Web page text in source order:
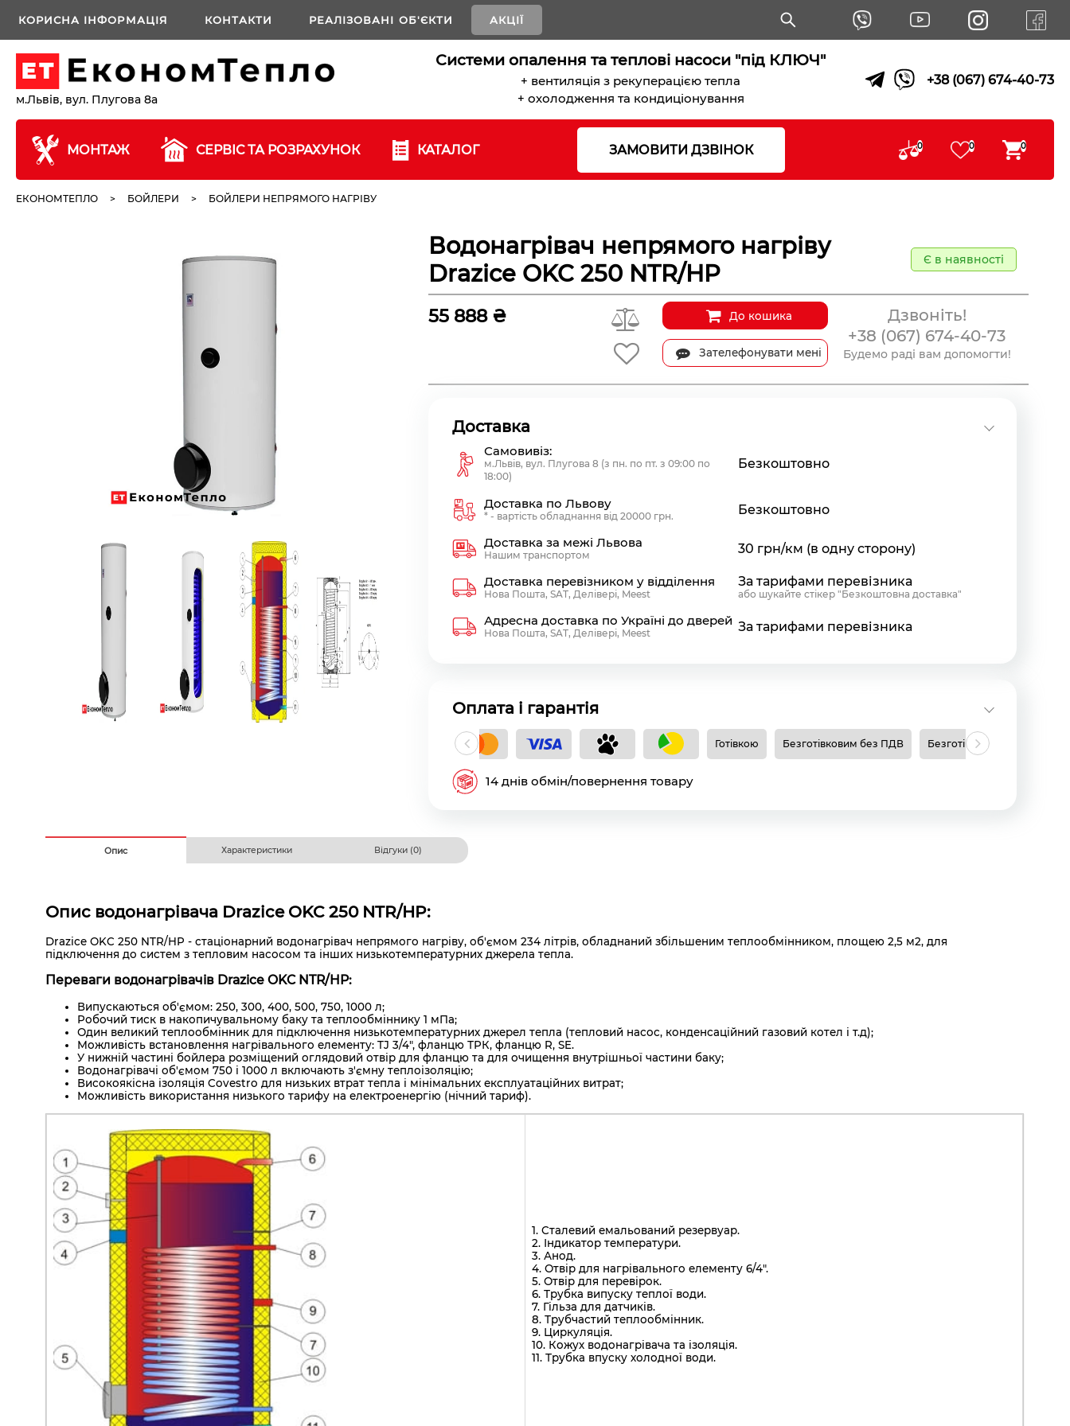
КОРИСНА ІНФОРМАЦІЯ КОНТАКТИ РЕАЛІЗОВАНІ ОБ'ЄКТИ АКЦІЇ
м.Львів, вул. Плугова 8а
Системи опалення та теплові насоси "під КЛЮЧ"
+ вентиляція з рекуперацією тепла
+ охолодження та кондиціонування
+38 (067) 674-40-73
МОНТАЖ СЕРВІС ТА РОЗРАХУНОК КАТАЛОГ ЗАМОВИТИ ДЗВІНОК 0 0 0
ЕКОНОМТЕПЛО > БОЙЛЕРИ > БОЙЛЕРИ НЕПРЯМОГО НАГРІВУ
Водонагрівач непрямого нагріву
Drazice OKC 250 NTR/HP
Є в наявності
55 888 ₴ До кошика
Зателефонувати мені
Дзвоніть!
+38 (067) 674-40-73
Будемо раді вам допомогти!
Доставка
Самовивіз:
м.Львів, вул. Плугова 8 (з пн. по пт. з 09:00 по
18:00)
Безкоштовно
Доставка по Львову
* - вартість обладнання від 20000 грн. Безкоштовно
Доставка за межі Львова
Нашим транспортом 30 грн/км (в одну сторону)
Доставка перевізником у відділення
Нова Пошта, SAT, Делівері, Meest
За тарифами перевізника
або шукайте стікер "Безкоштовна доставка"
Адресна доставка по Україні до дверей
Нова Пошта, SAT, Делівері, Meest За тарифами перевізника
Оплата і гарантія
Готівкою Безготівковим без ПДВ Безготівковим з ПДВ
14 днів обмін/повернення товару
Опис Характеристики Відгуки (0)
Опис водонагрівача Drazice OKC 250 NTR/HP:
Drazice OKC 250 NTR/HP - стаціонарний водонагрівач непрямого нагріву, об'ємом 234 літрів, обладнаний збільшеним теплообмінником, площею 2,5 м2, для
підключення до систем з тепловим насосом та інших низькотемпературних джерела тепла.
Переваги водонагрівачів Drazice OKC NTR/HP:
Випускаються об'ємом: 250, 300, 400, 500, 750, 1000 л;
Робочий тиск в накопичувальному баку та теплообміннику 1 мПа;
Один великий теплообмінник для підключення низькотемпературних джерел тепла (тепловий насос, конденсаційний газовий котел і т.д);
Можливість встановлення нагрівального елементу: TJ 3/4", фланцю ТРК, фланцю R, SE.
У нижній частині бойлера розміщений оглядовий отвір для фланцю та для очищення внутрішньої частини баку;
Водонагрівачі об'ємом 750 і 1000 л включають з'ємну теплоізоляцію;
Високоякісна ізоляція Covestro для низьких втрат тепла і мінімальних експлуатаційних витрат;
Можливість використання низького тарифу на електроенергію (нічний тариф).
1. Сталевий емальований резервуар.
2. Індикатор температури.
3. Анод.
4. Отвір для нагрівального елементу 6/4".
5. Отвір для перевірок.
6. Трубка випуску теплої води.
7. Гільза для датчиків.
8. Трубчастий теплообмінник.
9. Циркуляція.
10. Кожух водонагрівача та ізоляція.
11. Трубка впуску холодної води.